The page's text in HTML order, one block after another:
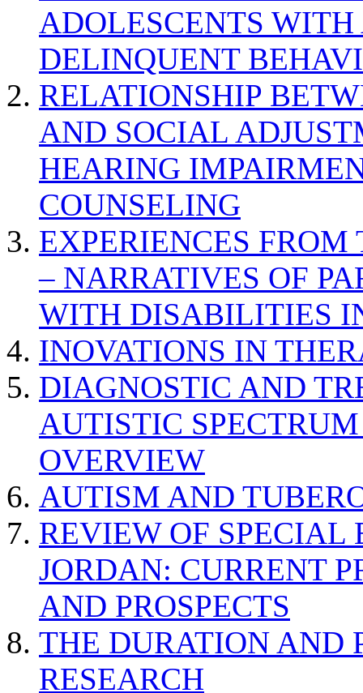
ADOLESCENTS
DELINQUENT
RELATIONSHIP
AND SOCIAL
HEARING
COUNSELING
EXPERIENCES
– NARRATIVES OF
WITH DISABILITIES
INOVATIONS IN
DIAGNOSTIC AND
AUTISTIC
OVERVIEW
AUTISM AND
REVIEW OF SPECIAL
JORDAN: CURRENT
AND PROSPECTS
THE DURATION AND
RESEARCH